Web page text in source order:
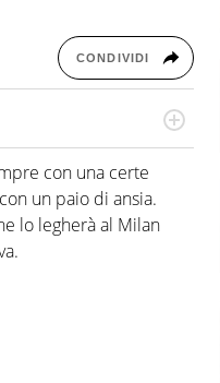
CONDIVIDI
baseball e la capacità
con una certe
un paio di ansia.
lo legherà al Milan